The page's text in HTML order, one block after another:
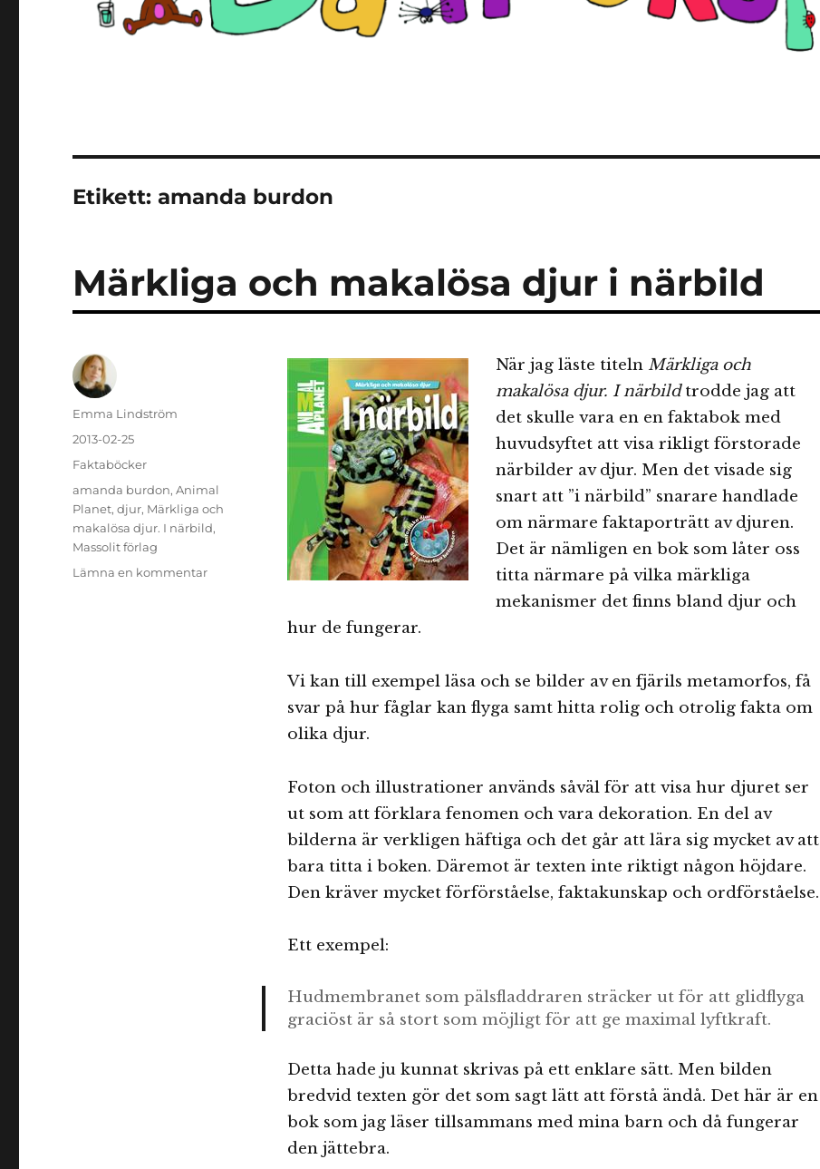
Etikett:amanda burdon
Märkliga och makalösa djur i närbild
När jag läste titeln Märkliga och
makalösa djur. I närbildtrodde jag att
det skulle vara en en faktabok med
huvudsyftet att visa rikligt förstorade
närbilder av djur. Men det visade sig
snart att ”i närbild” snarare handlade
om närmare faktaporträtt av djuren.
Det är nämligen en bok som låter oss
titta närmare på vilka märkliga
mekanismer det finns bland djur och
hur de fungerar.
Vi kan till exempel läsa och se bilder av en fjärils metamorfos, få
svar på hur fåglar kan flyga samt hitta rolig och otrolig fakta om
olika djur.
Foton och illustrationer används såväl för att visa hur djuret ser
ut som att förklara fenomen och vara dekoration. En del av
bilderna är verkligen häftiga och det går att lära sig mycket av att
bara titta i boken. Däremot är texten inte riktigt någon höjdare.
Den kräver mycket förförståelse, faktakunskap och ordförståelse.
Ett exempel:
Hudmembranet som pälsfladdraren sträcker ut för att glidflyga
graciöst är så stort som möjligt för att ge maximal lyftkraft.
Detta hade ju kunnat skrivas på ett enklare sätt. Men bilden
bredvid texten gör det som sagt lätt att förstå ändå. Det här är en
bok som jag läser tillsammans med mina barn och då fungerar
den jättebra.
Författare
Emma Lindström
Publicerat
den
2013-02-25
Kategorier
Faktaböcker
Etiketter
amanda burdon,Animal
Planet,djur, Märkliga och
makalösa djur. I närbild,
Massolit förlag
Lämna en kommentartill